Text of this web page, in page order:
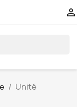

Unité